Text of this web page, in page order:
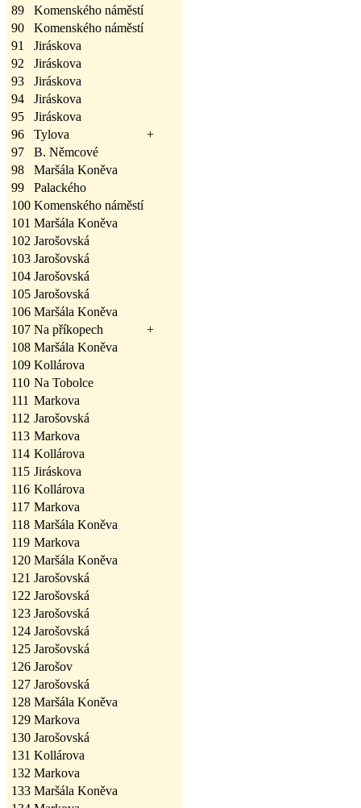
89
Komenského náměstí
90
Komenského náměstí
91
Jiráskova
92
Jiráskova
93
Jiráskova
94
Jiráskova
95
Jiráskova
96
Tylova
+
97
B. Němcové
98
Maršála Koněva
99
Palackého
100 Komenského náměstí
101 Maršála Koněva
102 Jarošovská
103 Jarošovská
104 Jarošovská
105 Jarošovská
106 Maršála Koněva
107 Na příkopech
+
108 Maršála Koněva
109 Kollárova
110 Na Tobolce
111 Markova
112 Jarošovská
113 Markova
114 Kollárova
115 Jiráskova
116 Kollárova
117 Markova
118 Maršála Koněva
119 Markova
120 Maršála Koněva
121 Jarošovská
122 Jarošovská
123 Jarošovská
124 Jarošovská
125 Jarošovská
126 Jarošov
127 Jarošovská
128 Maršála Koněva
129 Markova
130 Jarošovská
131 Kollárova
132 Markova
133 Maršála Koněva